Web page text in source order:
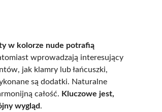
w kolorze nude potrafią
wprowadzają interesujący
jak klamry lub łańcuszki,
są dodatki. Naturalne
całość. Kluczowe jest,
wygląd.